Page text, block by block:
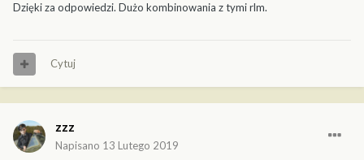
Dzięki za odpowiedzi. Dużo kombinowania z tymi rlm.
Cytuj
zzz
Napisano 13 Lutego 2019